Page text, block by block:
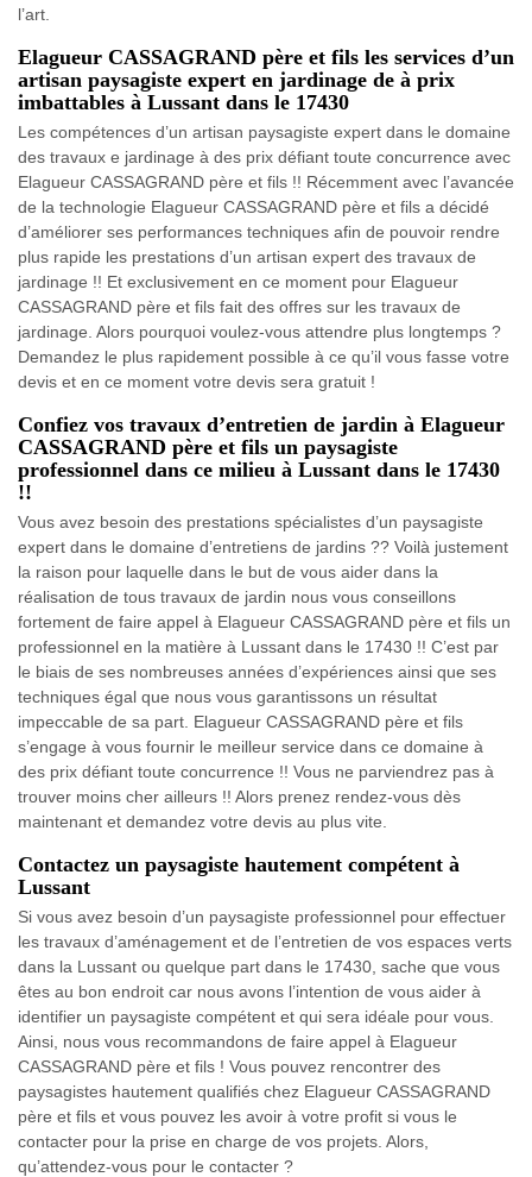
l’art.
Elagueur CASSAGRAND père et fils les services d’un
artisan paysagiste expert en jardinage de à prix
imbattables à Lussant dans le 17430
Les compétences d’un artisan paysagiste expert dans le domaine
des travaux e jardinage à des prix défiant toute concurrence avec
Elagueur CASSAGRAND père et fils !! Récemment avec l’avancée
de la technologie Elagueur CASSAGRAND père et fils a décidé
d’améliorer ses performances techniques afin de pouvoir rendre
plus rapide les prestations d’un artisan expert des travaux de
jardinage !! Et exclusivement en ce moment pour Elagueur
CASSAGRAND père et fils fait des offres sur les travaux de
jardinage. Alors pourquoi voulez-vous attendre plus longtemps ?
Demandez le plus rapidement possible à ce qu’il vous fasse votre
devis et en ce moment votre devis sera gratuit !
Confiez vos travaux d’entretien de jardin à Elagueur
CASSAGRAND père et fils un paysagiste
professionnel dans ce milieu à Lussant dans le 17430
!!
Vous avez besoin des prestations spécialistes d’un paysagiste
expert dans le domaine d’entretiens de jardins ?? Voilà justement
la raison pour laquelle dans le but de vous aider dans la
réalisation de tous travaux de jardin nous vous conseillons
fortement de faire appel à Elagueur CASSAGRAND père et fils un
professionnel en la matière à Lussant dans le 17430 !! C’est par
le biais de ses nombreuses années d’expériences ainsi que ses
techniques égal que nous vous garantissons un résultat
impeccable de sa part. Elagueur CASSAGRAND père et fils
s’engage à vous fournir le meilleur service dans ce domaine à
des prix défiant toute concurrence !! Vous ne parviendrez pas à
trouver moins cher ailleurs !! Alors prenez rendez-vous dès
maintenant et demandez votre devis au plus vite.
Contactez un paysagiste hautement compétent à
Lussant
Si vous avez besoin d’un paysagiste professionnel pour effectuer
les travaux d’aménagement et de l’entretien de vos espaces verts
dans la Lussant ou quelque part dans le 17430, sache que vous
êtes au bon endroit car nous avons l’intention de vous aider à
identifier un paysagiste compétent et qui sera idéale pour vous.
Ainsi, nous vous recommandons de faire appel à Elagueur
CASSAGRAND père et fils ! Vous pouvez rencontrer des
paysagistes hautement qualifiés chez Elagueur CASSAGRAND
père et fils et vous pouvez les avoir à votre profit si vous le
contacter pour la prise en charge de vos projets. Alors,
qu’attendez-vous pour le contacter ?